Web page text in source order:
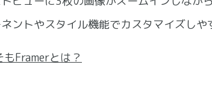
ントやスタイル機能でカスタマイズしや
もFramerとは？